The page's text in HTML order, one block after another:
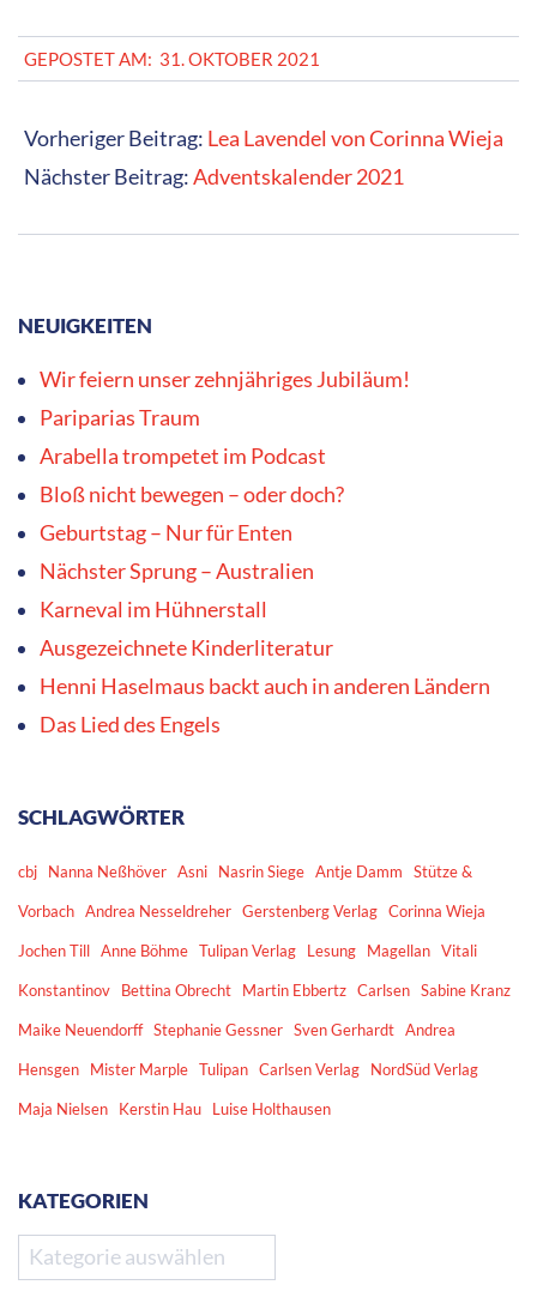
2021-
31
GEPOSTET AM: 31. OKTOBER 2021
Vorheriger Beitrag: Lea Lavendel von Corinna Wieja
Nächster Beitrag:Adventskalender 2021
NEUIGKEITEN
Wir feiern unser zehnjähriges Jubiläum!
Pariparias Traum
Arabella trompetet im Podcast
Bloß nicht bewegen – oder doch?
Geburtstag – Nur für Enten
Nächster Sprung – Australien
Karneval im Hühnerstall
Ausgezeichnete Kinderliteratur
Henni Haselmaus backt auch in anderen Ländern
Das Lied des Engels
SCHLAGWÖRTER
cbj Nanna Neßhöver Asni Nasrin Siege Antje Damm Stütze &
Vorbach Andrea Nesseldreher Gerstenberg Verlag Corinna Wieja
Jochen Till Anne Böhme Tulipan Verlag Lesung Magellan Vitali
Konstantinov Bettina Obrecht Martin Ebbertz Carlsen Sabine Kranz
Maike Neuendorff Stephanie Gessner Sven Gerhardt Andrea
Hensgen Mister Marple Tulipan Carlsen Verlag NordSüd Verlag
Maja Nielsen Kerstin Hau Luise Holthausen
KATEGORIEN
Kategorien